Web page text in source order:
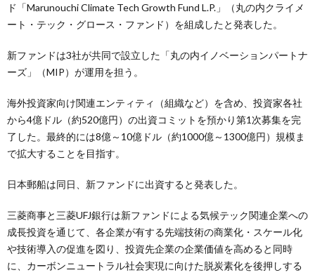
ド「Marunouchi Climate Tech Growth Fund L.P.」（丸の内クライメ
ート・テック・グロース・ファンド）を組成したと発表した。
新ファンドは3社が共同で設立した「丸の内イノベーションパートナ
ーズ」（MIP）が運用を担う。
海外投資家向け関連エンティティ（組織など）を含め、投資家各社
から4億ドル（約520億円）の出資コミットを預かり第1次募集を完
了した。最終的には8億～10億ドル（約1000億～1300億円）規模ま
で拡大することを目指す。
日本郵船は同日、新ファンドに出資すると発表した。
三菱商事と三菱UFJ銀行は新ファンドによる気候テック関連企業への
成長投資を通じて、各企業が有する先端技術の商業化・スケール化
や技術導入の促進を図り、投資先企業の企業価値を高めると同時
に、カーボンニュートラル社会実現に向けた脱炭素化を後押しする